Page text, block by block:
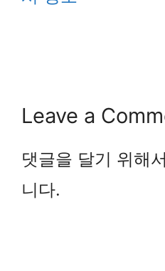
Leave a
댓글을 달기 위해
니다.